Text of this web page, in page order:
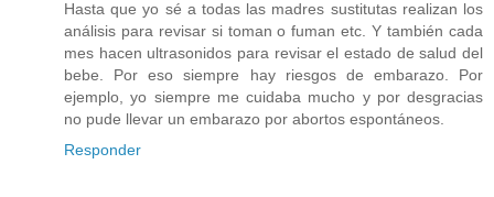
Hasta que yo sé a todas las madres sustitutas realizan los
análisis para revisar si toman o fuman etc. Y también cada
mes hacen ultrasonidos para revisar el estado de salud del
bebe. Por eso siempre hay riesgos de embarazo. Por
ejemplo, yo siempre me cuidaba mucho y por desgracias
no pude llevar un embarazo por abortos espontáneos.
Responder